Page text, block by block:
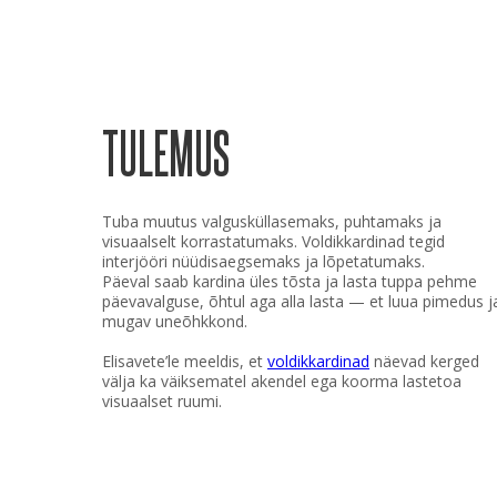
Tuba muutus valgusküllasemaks, puhtamaks ja
visuaalselt korrastatumaks. Voldikkardinad tegid
interjööri nüüdisaegsemaks ja lõpetatumaks.
Päeval saab kardina üles tõsta ja lasta tuppa pehme
päevavalguse, õhtul aga alla lasta — et luua pimedus
mugav uneõhkkond.
Elisavete’le meeldis, et voldikkardinad näevad kerged
välja ka väiksematel akendel ega koorma lastetoa
visuaalset ruumi.
TULEMUS